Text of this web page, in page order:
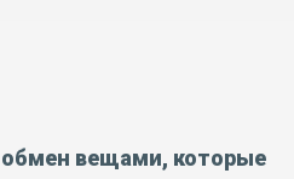
обмен вещами, которые